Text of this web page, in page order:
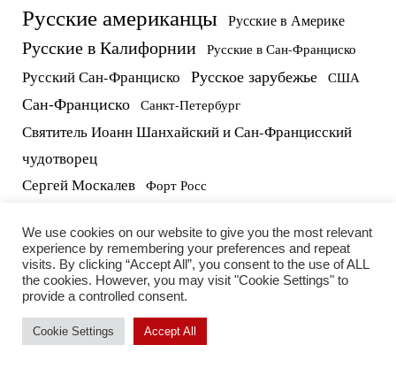
Русские американцы Русские в Америке
Русские в Калифорнии Русские в Сан-Франциско
Русский Сан-Франциско Русское зарубежье США
Сан-Франциско Санкт-Петербург
Святитель Иоанн Шанхайский и Сан-Францисский
чудотворец
Сергей Москалев Форт Росс
We use cookies on our website to give you the most relevant
experience by remembering your preferences and repeat
visits. By clicking “Accept All”, you consent to the use of ALL
the cookies. However, you may visit "Cookie Settings" to
provide a controlled consent.
Cookie Settings Accept All